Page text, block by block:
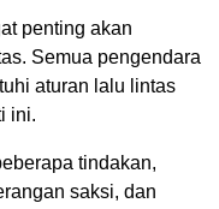
penting akan
Semua pengendara
aturan lalu lintas
ini.
tindakan,
saksi, dan